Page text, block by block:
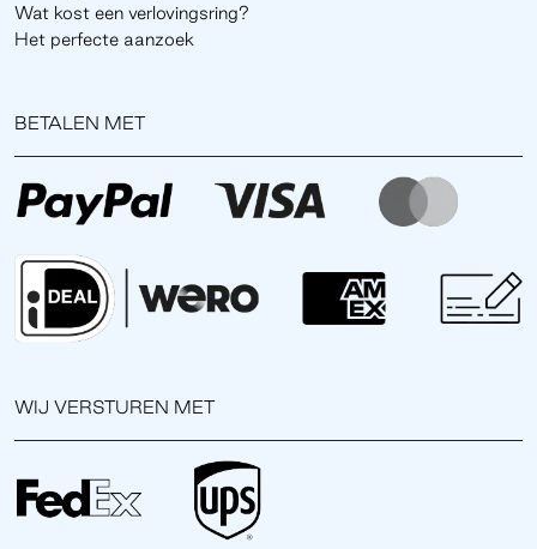
Wat kost een verlovingsring?
Het perfecte aanzoek
BETALEN MET
WIJ VERSTUREN MET